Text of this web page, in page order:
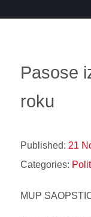
Pasose
roku
Published: 21
Categories:
MUP